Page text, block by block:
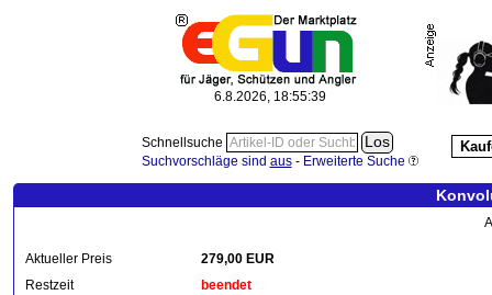
6.8.2026, 18:55:40
Schnellsuche
Suchvorschläge sind aus- Erweiterte Suche
Aktueller Preis
279,00 EUR
Restzeit
beendet